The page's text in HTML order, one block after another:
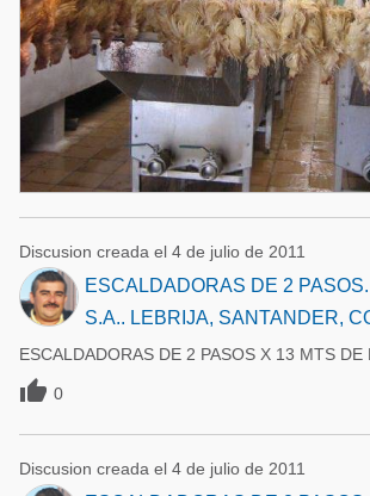
Discusion creada el 4 de julio de 2011
ESCALDADORAS DE 2
S.A.. LEBRIJA, SANTANDER,
ESCALDADORAS DE 2 PASOS X 13 MTS DE
 0
Discusion creada el 4 de julio de 2011